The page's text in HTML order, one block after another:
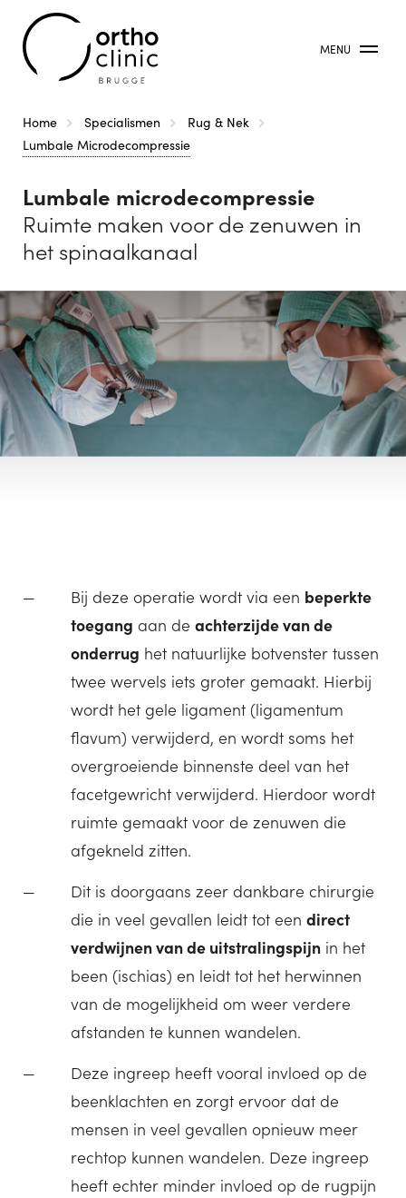
MENU
Kruimelpad
Home Specialismen
Rug & Nek
Lumbale Microdecompressie
Lumbale microdecompressie
Ruimte maken voor de zenuwen in
het spinaalkanaal
Bij deze operatie wordt via een beperkte
toegang aan de achterzijde van de
onderrug het natuurlijke botvenster tussen
twee wervels iets groter gemaakt. Hierbij
wordt het gele ligament (ligamentum
flavum) verwijderd, en wordt soms het
overgroeiende binnenste deel van het
facetgewricht verwijderd. Hierdoor wordt
ruimte gemaakt voor de zenuwen die
afgekneld zitten.
Dit is doorgaans zeer dankbare chirurgie
die in veel gevallen leidt tot een direct
verdwijnen van de uitstralingspijnin het
been (ischias) en leidt tot het herwinnen
van de mogelijkheid om weer verdere
afstanden te kunnen wandelen.
Deze ingreep heeft vooral invloed op de
beenklachten en zorgt ervoor dat de
mensen in veel gevallen opnieuw meer
rechtop kunnen wandelen. Deze ingreep
heeft echter minder invloed op de rugpijn